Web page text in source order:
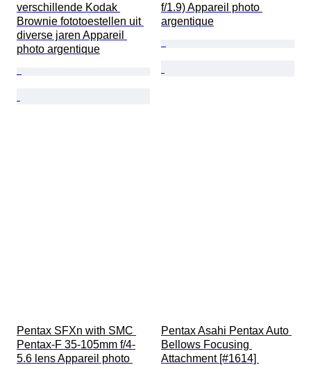
verschillende Kodak
Brownie fototoestellen uit
diverse jaren Appareil
photo argentique
f/1.9) Appareil photo
argentique
Pentax SFXn with SMC
Pentax-F 35-105mm f/4-
5.6 lens Appareil photo
Pentax Asahi Pentax Auto
Bellows Focusing
Attachment [#1614]